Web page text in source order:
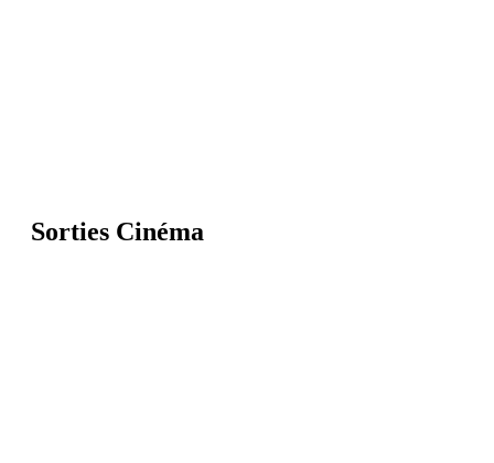
Sorties Cinéma